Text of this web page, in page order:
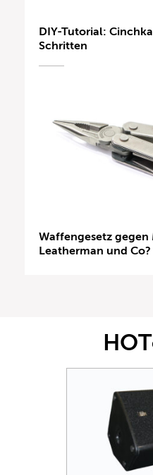
DIY-Tutorial:
Schritten
Waffengesetz
Leatherman und Co?
HOT